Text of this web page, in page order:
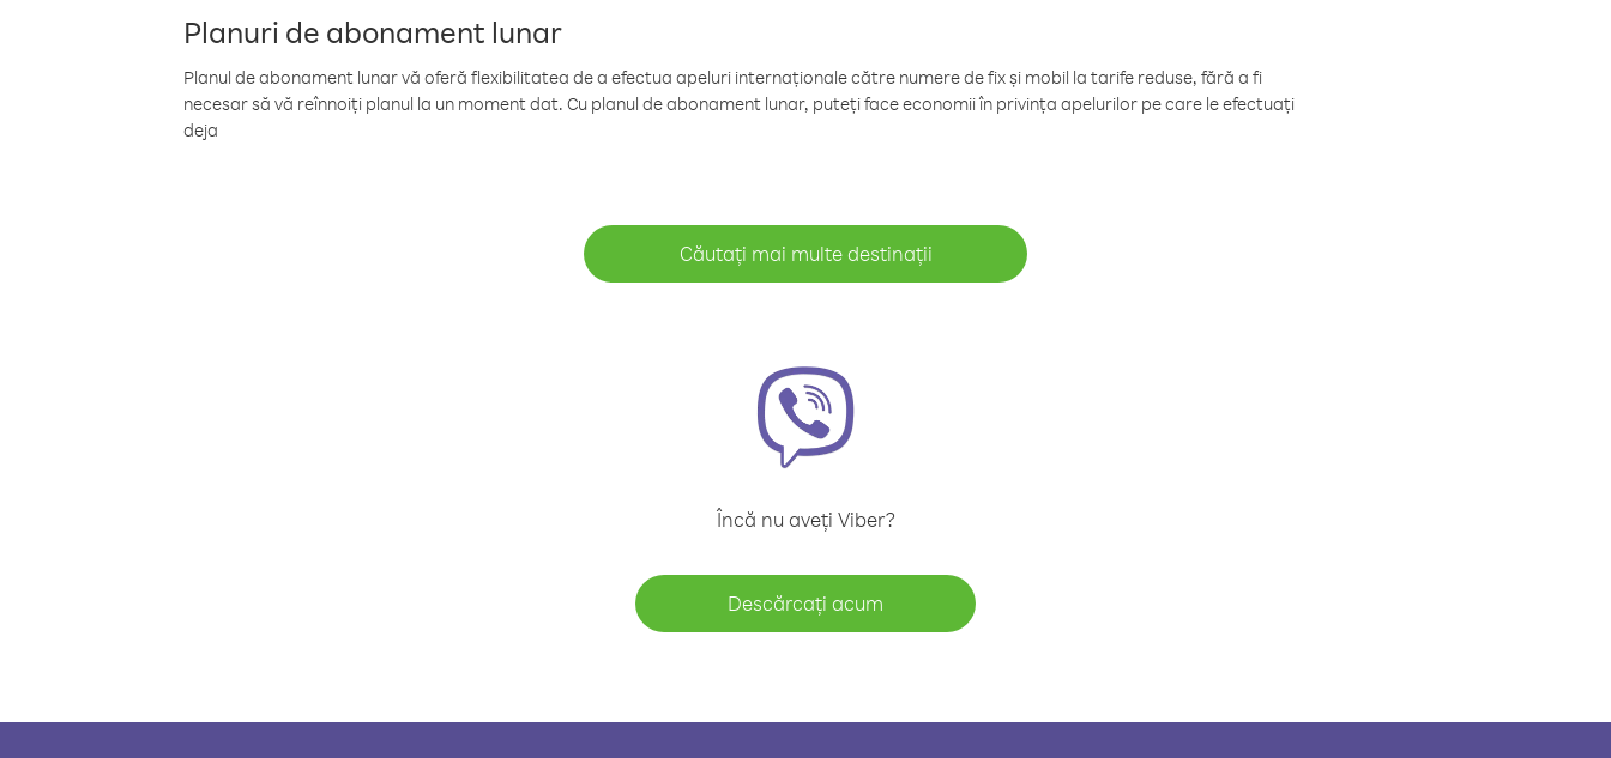
Planuri de abonament lunar
Planul de abonament lunar vă oferă flexibilitatea de a efectua apeluri internaționale către numere de fix și mobil la tarife reduse, fără a fi
necesar să vă reînnoiți planul la un moment dat. Cu planul de abonament lunar, puteți face economii în privința apelurilor pe care le efectuați
deja
Căutați mai multe destinații
Încă nu aveți Viber?
Descărcați acum